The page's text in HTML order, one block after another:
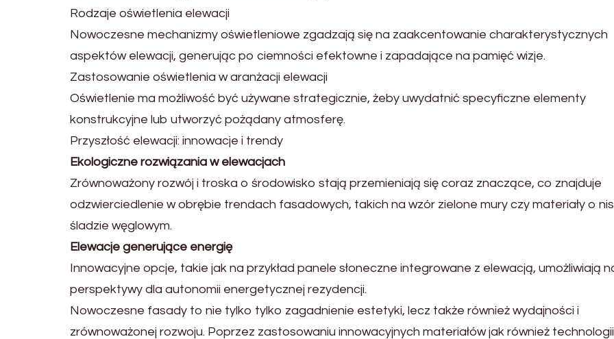
Rodzaje oświetlenia elewacji
Nowoczesne mechanizmy oświetleniowe zgadzają się na zaakcentowanie charakterystycznych
aspektów elewacji, generując po ciemności efektowne i zapadające na pamięć wizje.
Zastosowanie oświetlenia w aranżacji elewacji
Oświetlenie ma możliwość być używane strategicznie, żeby uwydatnić specyficzne elementy
konstrukcyjne lub utworzyć pożądany atmosferę.
Przyszłość elewacji: innowacje i trendy
Ekologiczne rozwiązania w elewacjach
Zrównoważony rozwój i troska o środowisko stają przemieniają się coraz znaczące, co znajduje
odzwierciedlenie w obrębie trendach fasadowych, takich na wzór zielone mury czy materiały o
śladzie węglowym.
Elewacje generujące energię
Innowacyjne opcje, takie jak na przykład panele słoneczne integrowane z elewacją, umożliwiają
perspektywy dla autonomii energetycznej rezydencji.
Nowoczesne fasady to nie tylko tylko zagadnienie estetyki, lecz także również wydajności i
zrównoważonej rozwoju. Poprzez zastosowaniu innowacyjnych materiałów jak również